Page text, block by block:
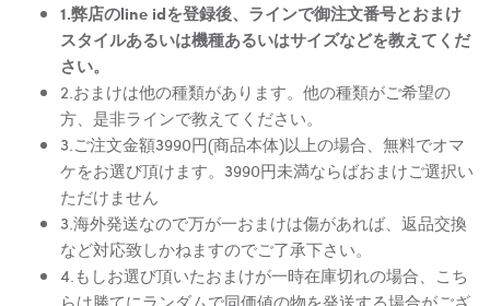
1.弊店のline idを登録後、ラインで御注文番号とおまけ
スタイルあるいは機種あるいはサイズなどを教えてくだ
さい。
2.おまけは他の種類があります。他の種類がご希望の
方、是非ラインで教えてください。
3.ご注文金額3990円(商品本体)以上の場合、無料でオマ
ケをお選び頂けます。3990円未満ならばおまけご選択い
ただけません
3.海外発送なので万が一おまけは傷があれば、返品交換
など対応致しかねますのでご了承下さい。
4.もしお選び頂いたおまけが一時在庫切れの場合、こち